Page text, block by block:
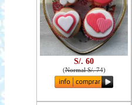
S/. 60
(Normal S/. 74)